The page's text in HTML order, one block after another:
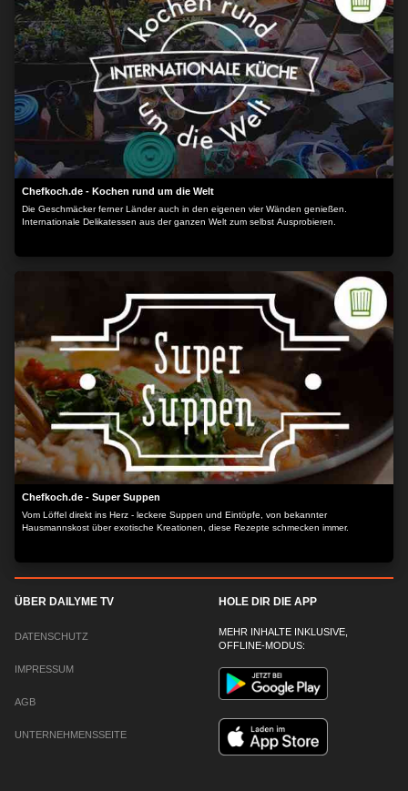
Chefkoch.de - Kochen rund um die Welt
Die Geschmäcker ferner Länder auch in den eigenen vier Wänden genießen.
Internationale Delikatessen aus der ganzen Welt zum selbst Ausprobieren.
Chefkoch.de - Super Suppen
Vom Löffel direkt ins Herz - leckere Suppen und Eintöpfe, von bekannter
Hausmannskost über exotische Kreationen, diese Rezepte schmecken immer.
ÜBER DAILYME TV
DATENSCHUTZ
IMPRESSUM
AGB
UNTERNEHMENSSEITE
HOLE DIR DIE APP
MEHR INHALTE INKLUSIVE,
OFFLINE-MODUS: